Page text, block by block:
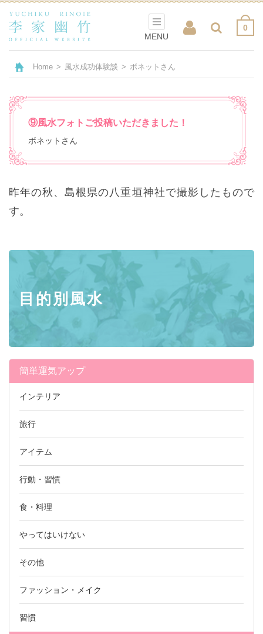
0
MENU
Home > 風水成功体験談 > ボネットさん
⑨風水フォトご投稿いただきました！
ボネットさん
昨年の秋、島根県の八重垣神社で撮影したもので
す。
目的別風水
簡単運気アップ
インテリア
旅行
アイテム
行動・習慣
食・料理
やってはいけない
その他
ファッション・メイク
習慣